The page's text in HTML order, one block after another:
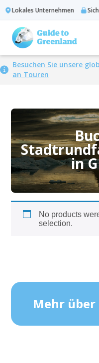
Lokales Unternehmen
Besuchen Sie unsere
an Touren
in
No products
selection.
Mehr